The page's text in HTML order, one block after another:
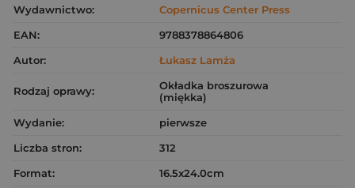
Wydawnictwo:
Copernicus Center Press
EAN:
9788378864806
Autor:
Łukasz Lamża
Rodzaj oprawy:
Okładka broszurowa
(miękka)
Wydanie:
pierwsze
Liczba stron:
312
Format:
16.5x24.0cm